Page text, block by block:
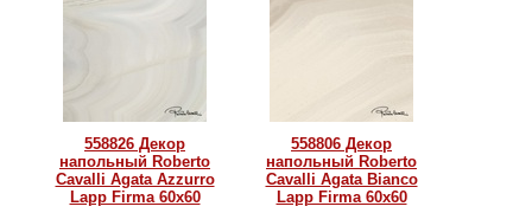
558826 Декор
напольный Roberto
Cavalli Agata Azzurro
Lapp Firma 60x60
558806 Декор
напольный Roberto
Cavalli Agata Bianco
Lapp Firma 60x60